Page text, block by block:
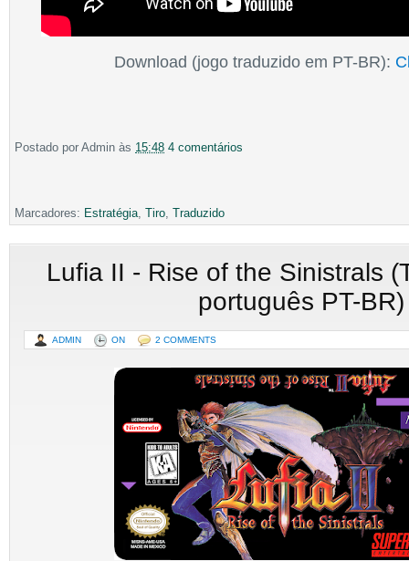
Download (jogo traduzido em PT-BR):
Postado por Admin às 15:48 4 comentários
Marcadores: Estratégia Tiro Traduzido
Lufia II - Rise of the Sinistrals
português PT-BR)
ADMIN ON 2 COMMENTS